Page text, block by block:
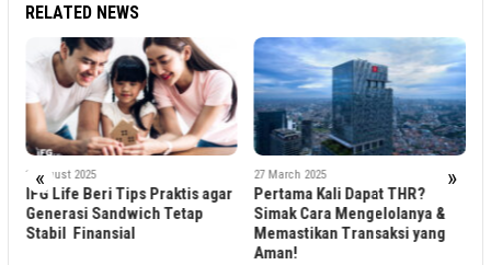
RELATED NEWS
« »
1 August 2025
IFG Life Beri Tips Praktis agar
Generasi Sandwich Tetap
Stabil Finansial
27 March 2025
Pertama Kali Dapat THR?
Simak Cara Mengelolanya &
Memastikan Transaksi yang
Aman!